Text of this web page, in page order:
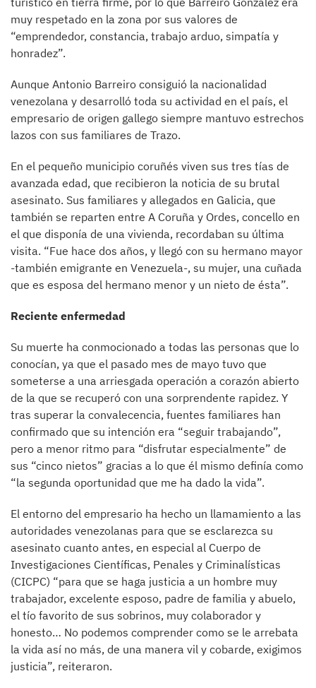
muy respetado en la zona por sus valores de
“emprendedor, constancia, trabajo arduo, simpatía y
honradez”.
Aunque Antonio Barreiro consiguió la nacionalidad
venezolana y desarrolló toda su actividad en el país, el
empresario de origen gallego siempre mantuvo estrechos
lazos con sus familiares de Trazo.
En el pequeño municipio coruñés viven sus tres tías de
avanzada edad, que recibieron la noticia de su brutal
asesinato. Sus familiares y allegados en Galicia, que
también se reparten entre A Coruña y Ordes, concello en
el que disponía de una vivienda, recordaban su última
visita. “Fue hace dos años, y llegó con su hermano mayor
-también emigrante en Venezuela-, su mujer, una cuñada
que es esposa del hermano menor y un nieto de ésta”.
Reciente enfermedad
Su muerte ha conmocionado a todas las personas que lo
conocían, ya que el pasado mes de mayo tuvo que
someterse a una arriesgada operación a corazón abierto
de la que se recuperó con una sorprendente rapidez. Y
tras superar la convalecencia, fuentes familiares han
confirmado que su intención era “seguir trabajando”,
pero a menor ritmo para “disfrutar especialmente” de
sus “cinco nietos” gracias a lo que él mismo definía como
“la segunda oportunidad que me ha dado la vida”.
El entorno del empresario ha hecho un llamamiento a las
autoridades venezolanas para que se esclarezca su
asesinato cuanto antes, en especial al Cuerpo de
Investigaciones Científicas, Penales y Criminalísticas
(CICPC) “para que se haga justicia a un hombre muy
trabajador, excelente esposo, padre de familia y abuelo,
el tío favorito de sus sobrinos, muy colaborador y
honesto… No podemos comprender como se le arrebata
la vida así no más, de una manera vil y cobarde, exigimos
justicia”, reiteraron.